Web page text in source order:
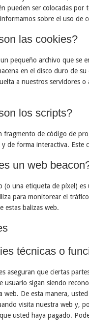
pueden ser colocadas
sobre el uso de
las cookies?
pequeño archivo que se
en el disco duro de
a nuestros servidores
los scripts?
fragmento de código de
y de forma interactiva. Este
un web
(o una etiqueta de píxel)
para monitorear el
estas balizas web.
técnicas o
aseguran que ciertas
usuario sigan siendo
web. De esta manera,
visita nuestra web y,
usted haya pagado.